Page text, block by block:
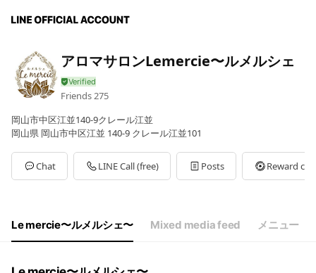
アロマサロンLemercie〜ルメルシェ
Friends 275
岡山市中区江並140-9クレール江並
岡山県 岡山市中区江並 140-9 クレール江並101
Chat LINE Call (free) Posts Reward
Le mercie〜ルメルシェ〜 Mixed media feed メニュー